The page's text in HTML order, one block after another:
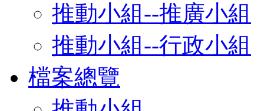
推動小組--推廣小組
推動小組--行政小組
檔案總覽